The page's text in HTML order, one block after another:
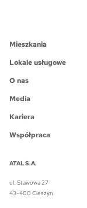
Mieszkania
Lokale usługowe
O nas
Media
Kariera
Współpraca
ATAL S.A.
ul. Stawowa 27
43-400 Cieszyn